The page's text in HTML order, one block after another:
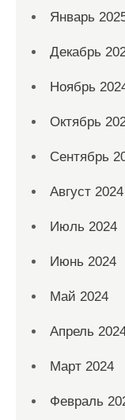
Январь
Декабрь
Ноябрь
Октябрь
Сентябрь
Август 2024
Июль 2024
Июнь 2024
Май 2024
Апрель
Март 2024
Февраль